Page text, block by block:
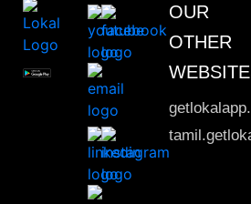
OUR
OTHER